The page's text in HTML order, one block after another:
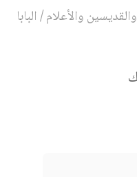
والأعلام/البابا